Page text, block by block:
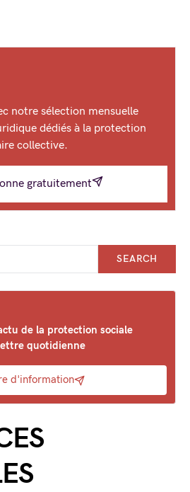
notre sélection mensuelle
dédiés à la protection
collective.
gratuitement
SEARCH
de la protection sociale
quotidienne
d'information